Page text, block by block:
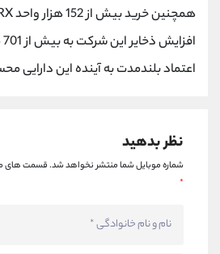
اعتماد بلندمدت به آینده این
نظر بدهید
شماره موبایل شما منتشر نخواهد شد.قسمت های
*